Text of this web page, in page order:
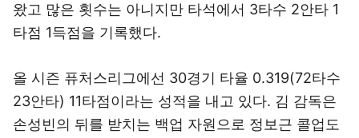
왔고 많은 횟수는 아니지만 타석에서 3타수 2안타 1
타점 1득점을 기록했다.
올 시즌 퓨처스리그에선 30경기 타율 0.319(72타수
23안타) 11타점이라는 성적을 내고 있다. 김 감독은
손성빈의 뒤를 받치는 백업 자원으로 정보근 콜업도